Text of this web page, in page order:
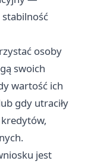
stabilność
osoby
swoich
wartość ich
gdy utraciły
jest